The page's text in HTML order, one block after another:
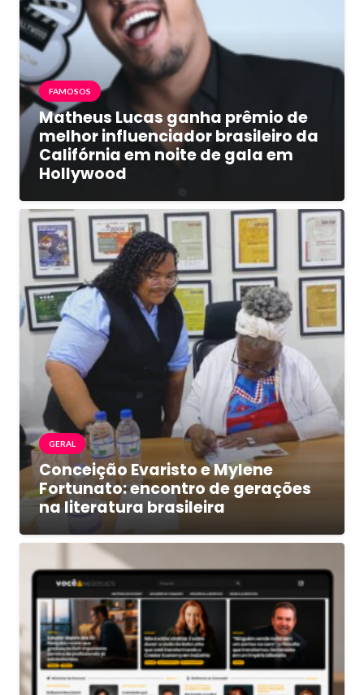
FAMOSOS
Matheus Lucas ganha prêmio de
melhor influenciador brasileiro da
Califórnia em noite de gala em
Hollywood
GERAL
Conceição Evaristo e Mylene
Fortunato: encontro de gerações
na literatura brasileira